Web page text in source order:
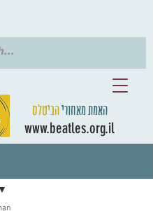
האמת מאחוריהביטלס
www.beatles.org.il